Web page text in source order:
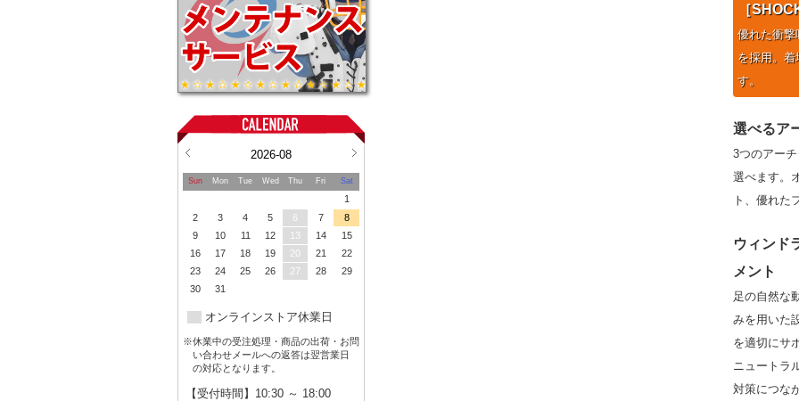
2026-08
Sun Mon Tue Wed Thu Fri Sat
1
2
3 4 5 6 7
8
9
10 11 12 13 14
15
16
17 18 19 20 21
22
23
24 25 26 27 28
29
30
31
オンラインストア休業日
※休業中の受注処理・商品の出荷・お問
い合わせメールへの返答は翌営業日
の対応となります。
【受付時間】10:30 ～ 18:00
［
優れた衝撃
を採用。
す。
選べるア
3つのアー
選べます。
ト、優れた
ウィンド
メント
足の自然な
みを用いた
を適切にサ
ニュートラ
対策につな